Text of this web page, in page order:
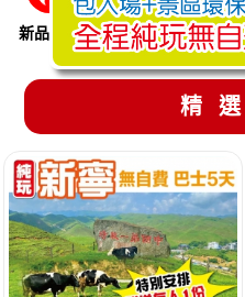
新品推介 季節限定 溫
精